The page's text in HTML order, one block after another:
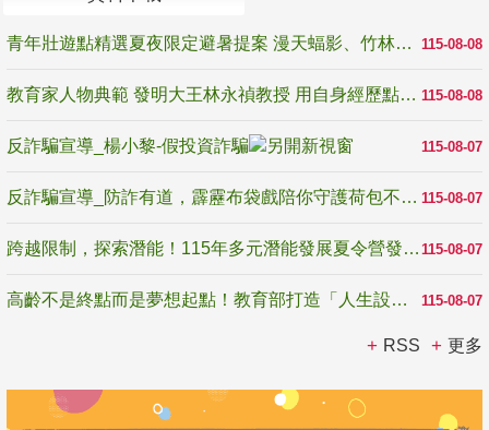
115-08-08
青年壯遊點精選夏夜限定避暑提案 漫天蝠影、竹林尋蛙、茶香夜觀 邀青年暮色出發
115-08-08
教育家人物典範 發明大王林永禎教授 用自身經歷點亮學生的路
115-08-07
反詐騙宣導_楊小黎-假投資詐騙
115-08-07
反詐騙宣導_防詐有道，霹靂布袋戲陪你守護荷包不受騙
115-08-07
跨越限制，探索潛能！115年多元潛能發展夏令營發掘生命無限可能
115-08-07
高齡不是終點而是夢想起點！教育部打造「人生設計夢工場」 參展第3屆高齡健康產業博覽會
RSS 更多